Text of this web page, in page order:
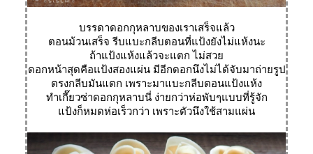
บรรดาดอกกุหลาบของเราเสร็จแล้ว
ตอนม้วนเสร็จ รีบแบะกลีบตอนที่แป้งยังไม่แห้งนะ
ถ้าแป้งแห้งแล้วจะแตก ไม่สว
ดอกหน้าสุดคือแป้งสองแผ่น มีอีกดอกนึงไม่ได้จับมาถ่ายรูป
ตรงกลีบมันแตก เพราะมาแบะกลีบตอนแป้งแห้ง
ทำเกี๊ยวซ่าดอกกุหลาบนี่ ง่ายกว่าห่อพับๆแบบที่รู้จัก
ป้งก็หมดห่อเร็วกว่า เพราะตัวนึงใช้สามแผ่น